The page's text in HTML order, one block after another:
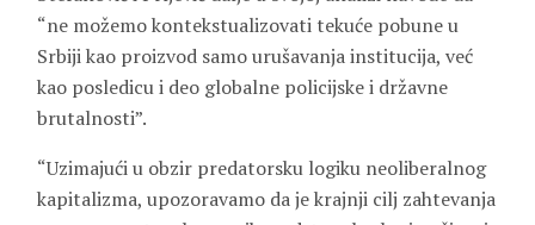
“ne možemo kontekstualizovati tekuće pobune u
Srbiji kao proizvod samo urušavanja institucija, već
kao posledicu i deo globalne policijske i državne
brutalnosti”.
“Uzimajući u obzir predatorsku logiku neoliberalnog
kapitalizma, upozoravamo da je krajnji cilj zahtevanja